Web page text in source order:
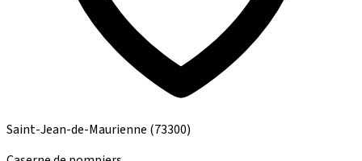
Saint-Jean-de-Maurienne (73300)